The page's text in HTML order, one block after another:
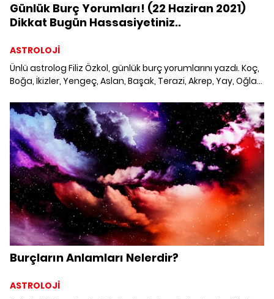
Günlük Burç Yorumları! (22 Haziran 2021)
Dikkat Bugün Hassasiyetiniz..
ASTROLOJİ
Ünlü astrolog Filiz Özkol, günlük burç yorumlarını yazdı. Koç,
Boğa, İkizler, Yengeç, Aslan, Başak, Terazi, Akrep, Yay, Oğlak,
Günlük Burç Yorumları; Haftalık burç, yükselen burç, burç
uyumu, burç özellikleri ve günlük astroloji haberleri burçların
dikkat etmesi gereken konular ve merak edilenler..
Burçların Anlamları Nelerdir?
ASTROLOJİ